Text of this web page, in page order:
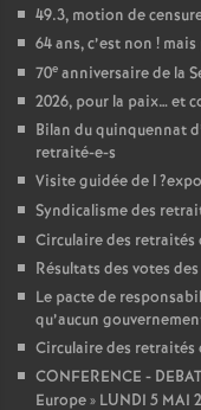
49.3, motion de
64 ans, c’est non !
70e anniversaire de la
2026, pour la paix… et
Bilan du quinquennat
retraité-e-s
Visite guidée de l
Syndicalisme des
Circulaire des retraités
Résultats des votes
Le pacte de
qu’aucun
Circulaire des retraités
CONFERENCE - DEBAT
Europe» LUNDI 5 MAI